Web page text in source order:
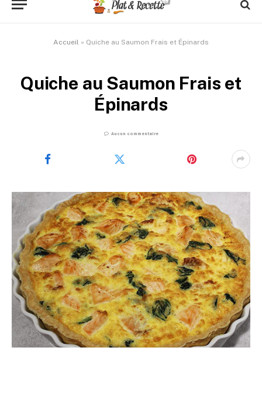
Accueil » Quiche au Saumon Frais et Épinards
Quiche au Saumon Frais et
Épinards
Aucun commentaire